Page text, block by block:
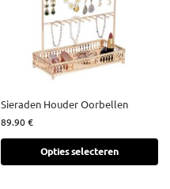
Sieraden Houder Oorbellen
89.90€
Opties selecteren